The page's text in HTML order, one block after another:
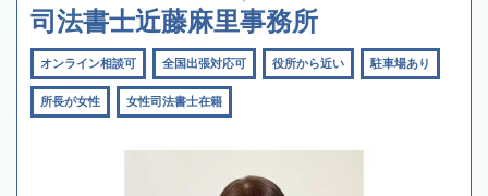
司法書士近藤麻里事務所
オンライン相談可 全国出張対応可 役所から近い 駐車場あり
所長が女性 女性司法書士在籍